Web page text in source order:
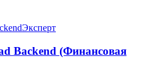
Эксперт
Backend (Финансовая